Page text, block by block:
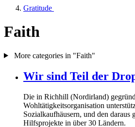
Gratitude
Faith
More categories in "Faith"
Wir sind Teil der
Die in Richhill (Nordirland)
Wohltätigkeitsorganisation
Sozialkaufhäusern, und den daraus
Hilfsprojekte in über30 Ländern.